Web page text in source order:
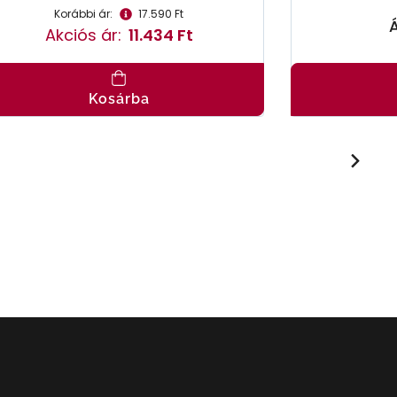
Korábbi ár: 17.590 Ft
Akciós ár: 11.434 Ft
Kosárba